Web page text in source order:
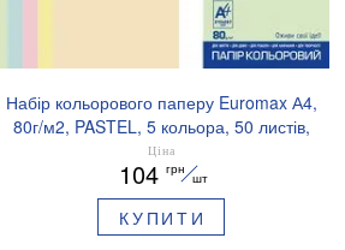
Набір кольорового паперу Euromax А4,
80г/м2, PASTEL, 5 кольора, 50 листів,
BUROMAX BM.2721250E-99
Ціна
104 грн
шт
КУПИТИ